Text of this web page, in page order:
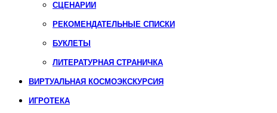
СЦЕНАРИИ
РЕКОМЕНДАТЕЛЬНЫЕ СПИСКИ
БУКЛЕТЫ
ЛИТЕРАТУРНАЯ СТРАНИЧКА
ВИРТУАЛЬНАЯ КОСМОЭКСКУРСИЯ
ИГРОТЕКА